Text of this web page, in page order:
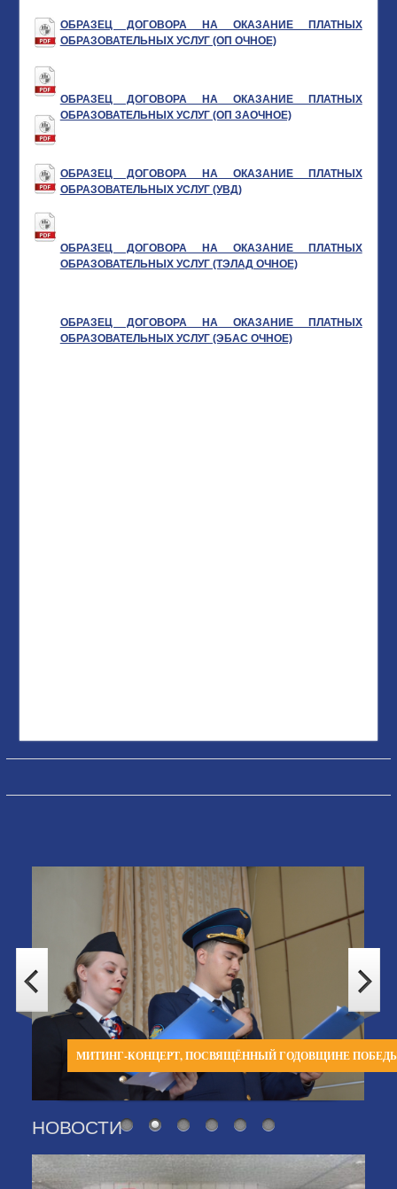
ОБРАЗЕЦ ДОГОВОРА НА ОКАЗАНИЕ ПЛАТНЫХ
ОБРАЗОВАТЕЛЬНЫХ УСЛУГ (ОП ОЧНОЕ)
ОБРАЗЕЦ ДОГОВОРА НА ОКАЗАНИЕ ПЛАТНЫХ
ОБРАЗОВАТЕЛЬНЫХ УСЛУГ (ОП ЗАОЧНОЕ)
ОБРАЗЕЦ ДОГОВОРА НА ОКАЗАНИЕ ПЛАТНЫХ
ОБРАЗОВАТЕЛЬНЫХ УСЛУГ (УВД)
ОБРАЗЕЦ ДОГОВОРА НА ОКАЗАНИЕ ПЛАТНЫХ
ОБРАЗОВАТЕЛЬНЫХ УСЛУГ (ТЭЛАД ОЧНОЕ)
ОБРАЗЕЦ ДОГОВОРА НА ОКАЗАНИЕ ПЛАТНЫХ
ОБРАЗОВАТЕЛЬНЫХ УСЛУГ (ЭБАС ОЧНОЕ)
МИТИНГ-КОНЦЕРТ, ПОСВЯЩЁННЫЙ ГОДОВЩИНЕ
НОВОСТИ